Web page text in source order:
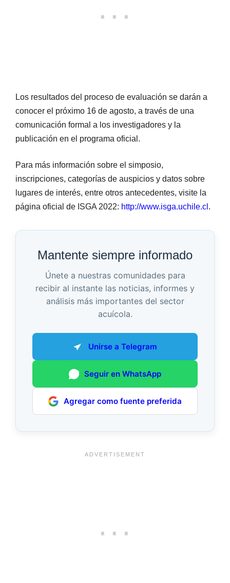
Los resultados del proceso de evaluación se darán a
conocer el próximo 16 de agosto, a través de una
comunicación formal a los investigadores y la
publicación en el programa oficial.
Para más información sobre el simposio,
inscripciones, categorías de auspicios y datos sobre
lugares de interés, entre otros antecedentes, visite la
página oficial de ISGA 2022: http://www.isga.uchile.cl .
Mantente siempre informado
Únete a nuestras comunidades para
recibir al instante las noticias, informes y
análisis más importantes del sector
acuícola.
Unirse a Telegram
Seguir en WhatsApp
Agregar como fuente preferida